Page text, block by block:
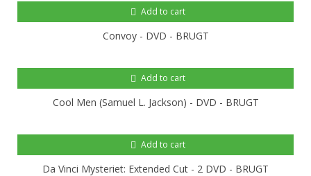
Add to cart
Convoy - DVD - BRUGT
Add to cart
Cool Men (Samuel L. Jackson) - DVD - BRUGT
Add to cart
Da Vinci Mysteriet: Extended Cut - 2 DVD - BRUGT